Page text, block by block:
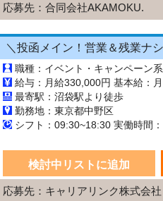
応募先： 合同会社AKAMOKU.
職種：イベント・キャンペーン系
最寄駅：沼袋駅より徒歩
勤務地：東京都中野区
検討中リストに追加
応募先：キャリアリンク株式会社